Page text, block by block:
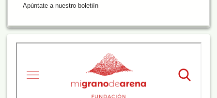
Apúntate a nuestro boletiín